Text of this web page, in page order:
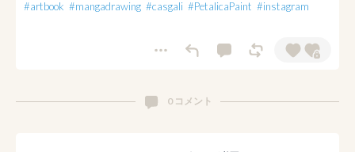
#artbook #mangadrawing #casgali #PetalicaPaint #instagram
0 コメント